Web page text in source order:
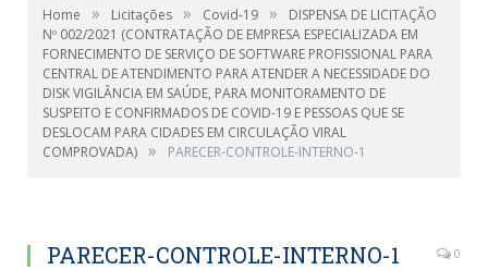
Home » Licitações » Covid-19 »
DISPENSA DE LICITAÇÃO
Nº 002/2021 (CONTRATAÇÃO DE EMPRESA ESPECIALIZADA EM
FORNECIMENTO DE SERVIÇO DE SOFTWARE PROFISSIONAL PARA
CENTRAL DE ATENDIMENTO PARA ATENDER A NECESSIDADE DO
DISK VIGILÂNCIA EM SAÚDE, PARA MONITORAMENTO DE
SUSPEITO E CONFIRMADOS DE COVID-19 E PESSOAS QUE SE
DESLOCAM PARA CIDADES EM CIRCULAÇÃO VIRAL
COMPROVADA) » PARECER-CONTROLE-INTERNO-1
PARECER-CONTROLE-INTERNO-1 0